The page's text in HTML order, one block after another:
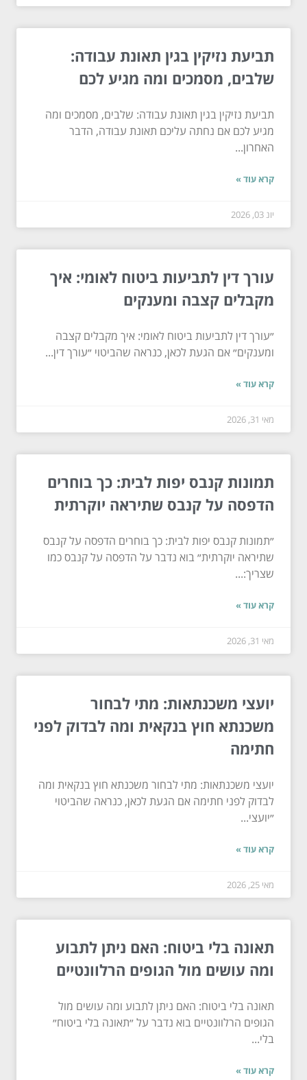
תביעת נזיקין בגין תאונת עבודה:
שלבים, מסמכים ומה מגיע לכם
תביעת נזיקין בגין תאונת עבודה: שלבים, מסמכים ומה
מגיע לכם אם נחתה עליכם תאונת עבודה, הדבר
האחרון...
קרא עוד »
יונ 03, 2026
עורך דין לתביעות ביטוח לאומי: איך
מקבלים קצבה ומענקים
״עורך דין לתביעות ביטוח לאומי: איך מקבלים קצבה
ומענקים״ אם הגעת לכאן, כנראה שהביטוי ״עורך דין...
קרא עוד »
מאי 31, 2026
תמונות קנבס יפות לבית: כך בוחרים
הדפסה על קנבס שתיראה יוקרתית
״תמונות קנבס יפות לבית: כך בוחרים הדפסה על קנבס
שתיראה יוקרתית״ בוא נדבר על הדפסה על קנבס כמו
שצריך:...
קרא עוד »
מאי 31, 2026
יועצי משכנתאות: מתי לבחור
משכנתא חוץ בנקאית ומה לבדוק לפני
חתימה
יועצי משכנתאות: מתי לבחור משכנתא חוץ בנקאית ומה
לבדוק לפני חתימה אם הגעת לכאן, כנראה שהביטוי
״יועצי...
קרא עוד »
מאי 25, 2026
תאונה בלי ביטוח: האם ניתן לתבוע
ומה עושים מול הגופים הרלוונטיים
תאונה בלי ביטוח: האם ניתן לתבוע ומה עושים מול
הגופים הרלוונטיים בוא נדבר על ״תאונה בלי ביטוח״
בלי...
קרא עוד »